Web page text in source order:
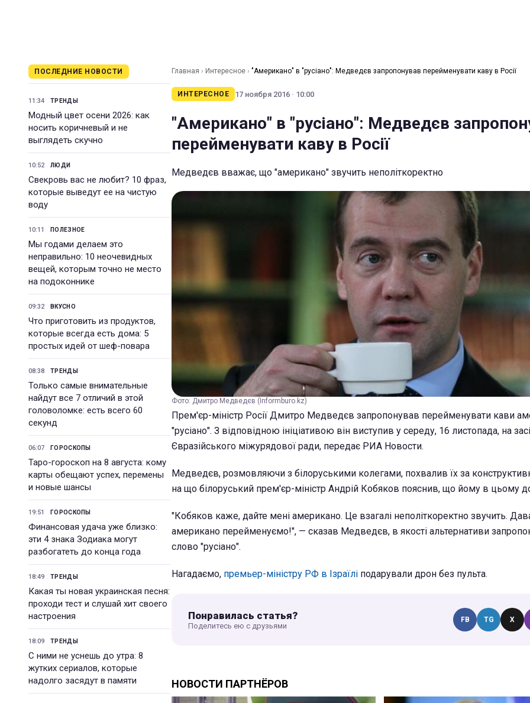
ПОСЛЕДНИЕ НОВОСТИ
11:34 ТРЕНДЫ
Модный цвет осени 2026: как
носить коричневый и не
выглядеть скучно
10:52 ЛЮДИ
Свекровь вас не любит? 10 фраз,
которые выведут ее на чистую
воду
10:11 ПОЛЕЗНОЕ
Мы годами делаем это
неправильно: 10 неочевидных
вещей, которым точно не место
на подоконнике
09:32 ВКУСНО
Что приготовить из продуктов,
которые всегда есть дома: 5
простых идей от шеф-повара
08:38 ТРЕНДЫ
Только самые внимательные
найдут все 7 отличий в этой
головоломке: есть всего 60
секунд
06:07 ГОРОСКОПЫ
Таро-гороскоп на 8 августа: кому
карты обещают успех, перемены
и новые шансы
19:51 ГОРОСКОПЫ
Финансовая удача уже близко:
эти 4 знака Зодиака могут
разбогатеть до конца года
18:49 ТРЕНДЫ
Какая ты новая украинская песня:
проходи тест и слушай хит своего
настроения
18:09 ТРЕНДЫ
С ними не уснешь до утра: 8
жутких сериалов, которые
надолго засядут в памяти
Главная › Интересное › "Американо" в "русіано": Медведєв запропонував перейменувати каву в Росії
ИНТЕРЕСНОЕ 17 ноября 2016 · 10:00
"Американо" в "русіано": Медведєв
перейменувати каву в Росії
Медведєв вважає, що "американо" звучить неполіткоректно
Фото: Дмитро Медведєв (Informburo.kz)
Прем'єр-міністр Росії Дмитро Медведєв запропонував перейменувати кави
"русіано". З відповідною ініціативою він виступив у середу, 16 листопада, на
Євразійського міжурядової ради, передає РИА Новости.
Медведєв, розмовляючи з білоруськими колегами, похвалив їх за
на що білоруський прем'єр-міністр Андрій Кобяков пояснив, що йому в цьому
"Кобяков каже, дайте мені американо. Це взагалі неполіткоректно звучить.
американо перейменуємо!", — сказав Медведєв, в якості альтернативи
слово "русіано".
Нагадаємо, премьер-міністру РФ в Ізраїлі подарували дрон без пульта.
Понравилась статья?
Поделитесь ею с друзьями
FB TG X